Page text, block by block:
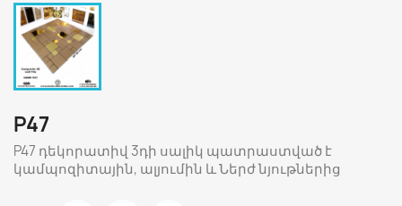
P47
P47 դեկորատիվ 3դի սալիկ պատրաստված է
կամպոզիտային, ալյումին և Ներժ նյութներից